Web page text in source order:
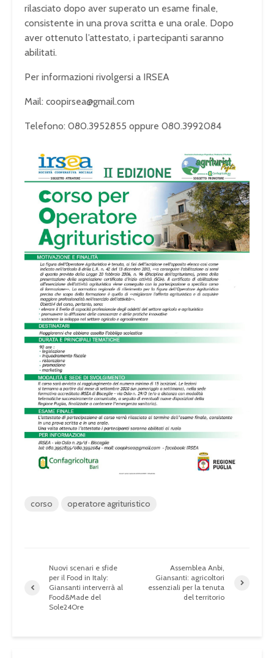
rilasciato dopo aver superato un esame finale,
consistente in una prova scritta e una orale. Dopo
aver ottenuto l’attestato, i partecipanti saranno
abilitati.
Per informazioni rivolgersi a IRSEA
Mail: coopirsea@gmail.com
Telefono: 080.3952855 oppure 080.3992084
corso operatore agrituristico
Nuovi scenari e sfide
per il Food in Italy:
Giansanti interverrà al
Food&Made del
Sole24Ore
Assemblea Anbi,
Giansanti: agricoltori
essenziali per la tenuta
del territorio